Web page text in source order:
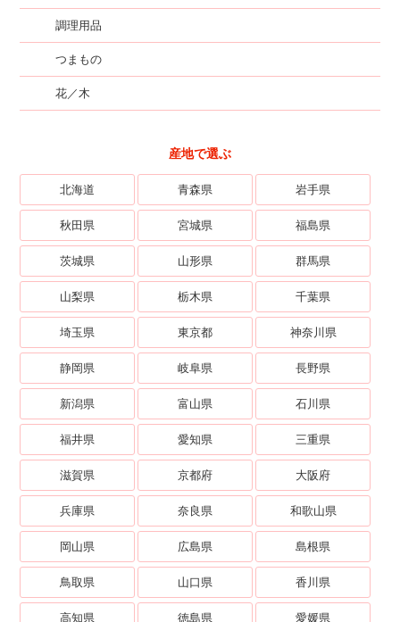
調理用品
つまもの
花／木
産地で選ぶ
北海道 青森県 岩手県
秋田県 宮城県 福島県
茨城県 山形県 群馬県
山梨県 栃木県 千葉県
埼玉県 東京都 神奈川県
静岡県 岐阜県 長野県
新潟県 富山県 石川県
福井県 愛知県 三重県
滋賀県 京都府 大阪府
兵庫県 奈良県 和歌山県
岡山県 広島県 島根県
鳥取県 山口県 香川県
高知県 徳島県 愛媛県